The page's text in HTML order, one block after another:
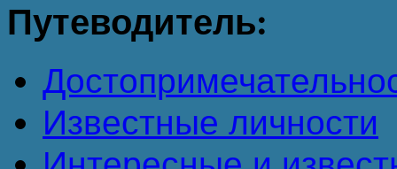
Путеводитель:
Известные личности